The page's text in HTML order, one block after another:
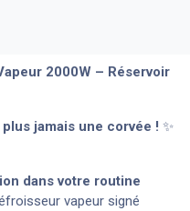
2000W – Réservoir
jamais une corvée ! ✨
dans votre routine
vapeur signé